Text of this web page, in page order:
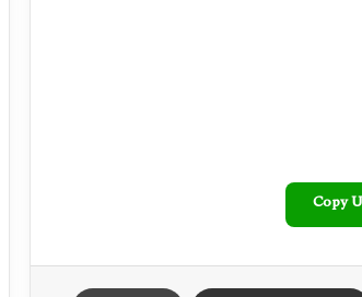
Copy